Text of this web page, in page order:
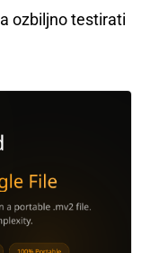
ozbiljno testirati